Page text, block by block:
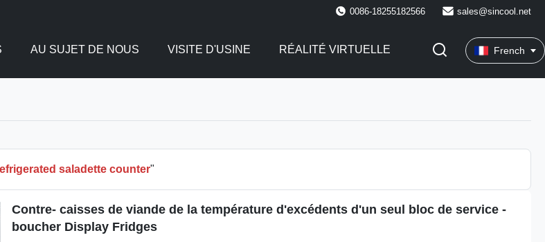
0086-18255182566 sales@sincool.net
AU SUJET DE NOUS VISITE D'USINE RÉALITÉ VIRTUELLE French
saladette counter"
Contre- caisses de viande de la température d'excédents d'un seul bloc de service -
boucher Display Fridges